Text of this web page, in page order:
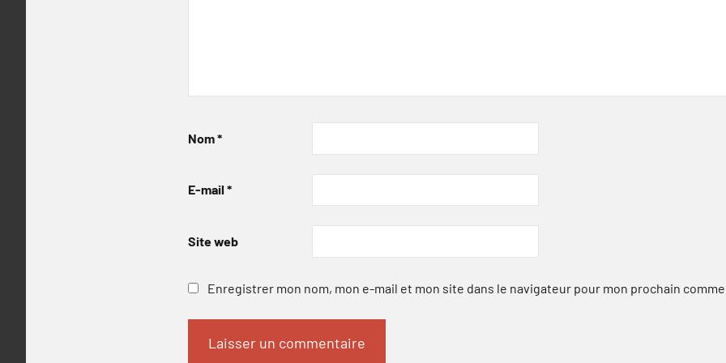
Nom*
E-mail *
Site web
Enregistrer mon nom, mon e-mail et mon site dans le navigateur pour mon prochain